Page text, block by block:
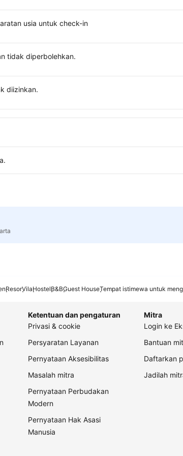
usia untuk check-in
tidak diperbolehkan.
diizinkan.
ResorVilaHostelB&BGuest HouseTempat istimewa untuk
Ketentuan dan pengaturan
Privasi & cookie
Persyaratan Layanan
Pernyataan Aksesibilitas
Masalah mitra
Pernyataan Perbudakan
Modern
Pernyataan Hak Asasi
Manusia
Mitra
Login ke
Bantuan
Daftarkan
Jadilah